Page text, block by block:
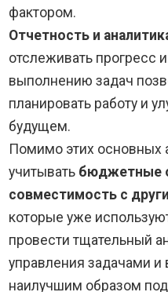
фактором.
Отчетность и
отслеживать прогресс
выполнению задач
планировать работу и
будущем.
Помимо этих основных
учитывать бюджетные
совместимость с
которые уже
провести тщательный
управления задачами и
наилучшим образом